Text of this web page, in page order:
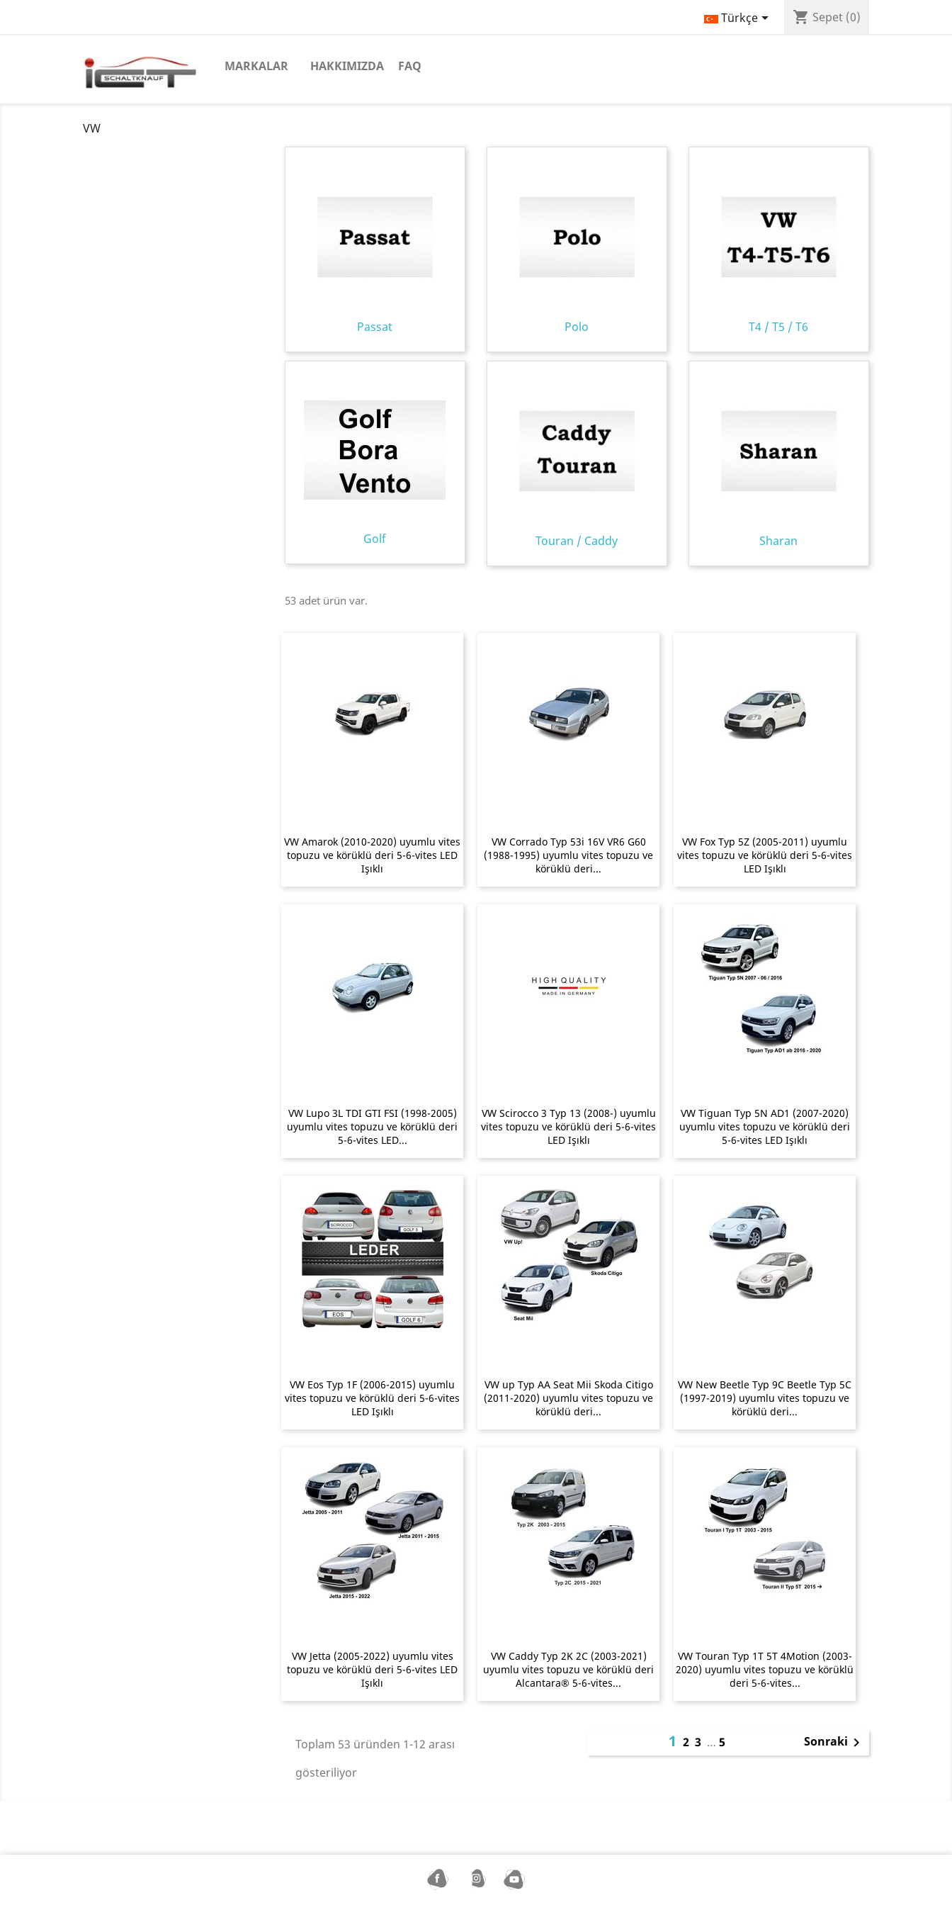
Türkçe shopping_cart Sepet (0)
MARKALAR HAKKIMIZDA FAQ
VW
Passat Polo T4 / T5 / T6
Golf Touran / Caddy Sharan
53 adet ürün var.
VW Amarok (2010-2020) uyumlu vites
topuzu ve körüklü deri 5-6-vites LED
Işıklı
VW Corrado Typ 53i 16V VR6 G60
(1988-1995) uyumlu vites topuzu ve
körüklü deri...
VW Fox Typ 5Z (2005-2011) uyumlu
vites topuzu ve körüklü deri 5-6-vites
LED Işıklı
VW Lupo 3L TDI GTI FSI (1998-2005)
uyumlu vites topuzu ve körüklü deri
5-6-vites LED...
VW Scirocco 3 Typ 13 (2008-) uyumlu
vites topuzu ve körüklü deri 5-6-vites
LED Işıklı
VW Tiguan Typ 5N AD1 (2007-2020)
uyumlu vites topuzu ve körüklü deri
5-6-vites LED Işıklı
VW Eos Typ 1F (2006-2015) uyumlu
vites topuzu ve körüklü deri 5-6-vites
LED Işıklı
VW up Typ AA Seat Mii Skoda Citigo
(2011-2020) uyumlu vites topuzu ve
körüklü deri...
VW New Beetle Typ 9C Beetle Typ 5C
(1997-2019) uyumlu vites topuzu ve
körüklü deri...
VW Jetta (2005-2022) uyumlu vites
topuzu ve körüklü deri 5-6-vites LED
Işıklı
VW Caddy Typ 2K 2C (2003-2021)
uyumlu vites topuzu ve körüklü deri
Alcantara® 5-6-vites...
VW Touran Typ 1T 5T 4Motion (2003-
2020) uyumlu vites topuzu ve körüklü
deri 5-6-vites...
Toplam 53 üründen 1-12 arası
gösteriliyor
123 … 5 Sonraki 